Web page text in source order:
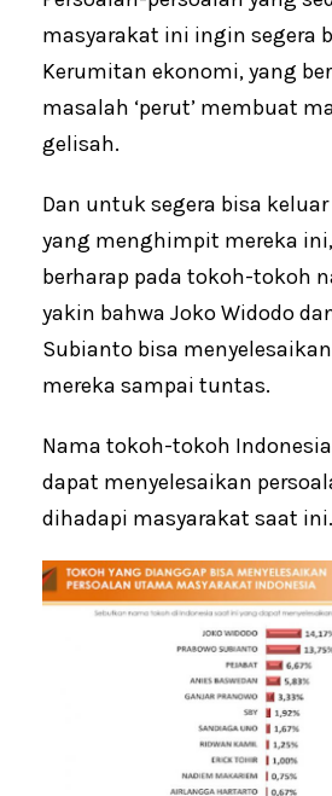
masyarakat ini ingin segera
Kerumitan ekonomi, yang
masalah ‘perut’ membuat
gelisah.
Dan untuk segera bisa
yang menghimpit mereka
berharap pada tokoh-tokoh
yakin bahwa Joko Widodo
Subianto bisa
mereka sampai tuntas.
Nama tokoh-tokoh
dapat menyelesaikan
dihadapi masyarakat saat ini.